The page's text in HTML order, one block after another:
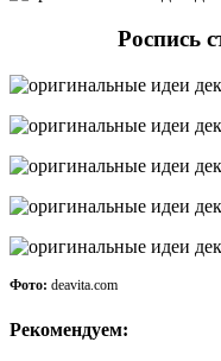
Роспись
Фото: deavita.com
Рекомендуем: